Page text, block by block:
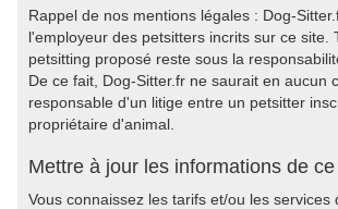
Rappel de nos mentions légales : Dog-
l'employeur des petsitters incrits sur ce site.
petsitting proposé reste sous la
De ce fait, Dog-Sitter.fr ne saurait en aucun
responsable d'un litige entre un petsitter
propriétaire d'animal.
Mettre à jour les informations de
Vous connaissez les tarifs et/ou les services